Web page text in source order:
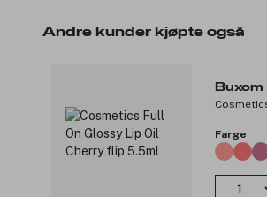
Andre kunder kjøpte også
Buxom
Farge